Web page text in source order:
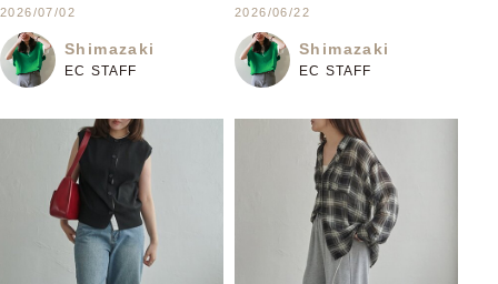
2026/07/02
Shimazaki
EC STAFF
2026/06/22
Shimazaki
EC STAFF